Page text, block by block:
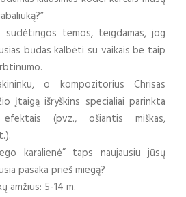
sudėtingos temos, teigdamas, jog
būdas kalbėti su vaikais be taip
o kompozitorius Chrisas
įtaigą išryškins specialiai parinkta
(pvz., ošiantis miškas,
karalienė” taps naujausiu jūsų
pasaka prieš miegą?
amžius: 5-14 m.